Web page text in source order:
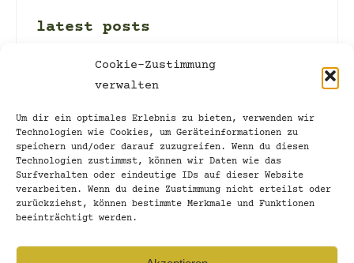
Cookie-Zustimmung
verwalten
Um dir ein optimales Erlebnis zu bieten, verwenden wir
Technologien wie Cookies, um Geräteinformationen zu
speichern und/oder darauf zuzugreifen. Wenn du diesen
Technologien zustimmst, können wir Daten wie das
Surfverhalten oder eindeutige IDs auf dieser Website
verarbeiten. Wenn du deine Zustimmung nicht erteilst oder
zurückziehst, können bestimmte Merkmale und Funktionen
beeinträchtigt werden.
latest posts
002_stand and let stand
16. March 2022
discovering new territory
13. March 2022
001_unshi-f-table
9. March 2022
Time for letting go…
27. February 2022